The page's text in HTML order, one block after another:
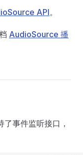
API。
AudioSource 播
事件监听接口，